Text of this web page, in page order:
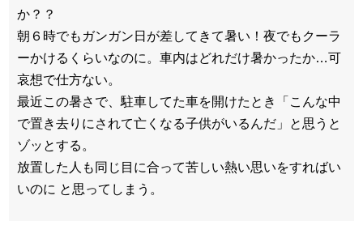
か？？
朝６時でもガンガン日が差してきて暑い！夜でもクーラ
ーかけるくらいなのに。車内はどれだけ暑かったか…可
哀想で仕方ない。
最近この暑さで、駐車してた車を開けたとき「こんな中
で置き去りにされて亡くなる子供がいるんだ」と思うと
ゾッとする。
放置した人も同じ目に合って苦しい熱い思いをすればい
いのに と思ってしまう。